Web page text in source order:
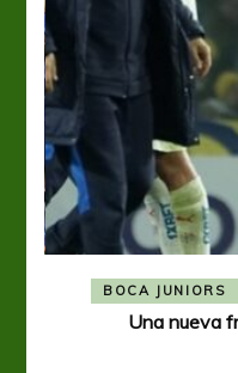
BOCA JUNIORS
Una nueva